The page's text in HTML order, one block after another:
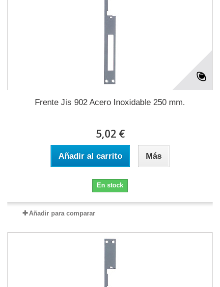
Frente Jis 902 Acero Inoxidable 250 mm.
5,02 €
Añadir al carrito Más
En stock
Añadir para comparar